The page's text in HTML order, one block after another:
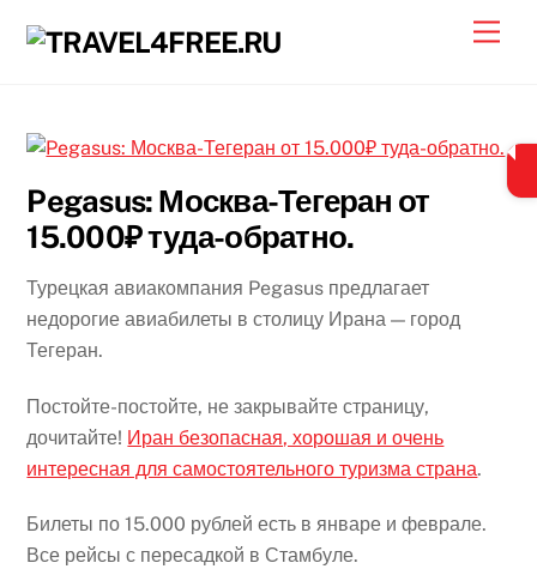
Pegasus: Москва-Тегеран от
15.000₽ туда-обратно.
Турецкая авиакомпания Pegasus предлагает
недорогие авиабилеты в столицу Ирана — город
Тегеран.
Постойте-постойте, не закрывайте страницу,
дочитайте! Иран безопасная, хорошая и очень
интересная для самостоятельного туризма страна.
Билеты по 15.000 рублей есть в январе и феврале.
Все рейсы с пересадкой в Стамбуле.